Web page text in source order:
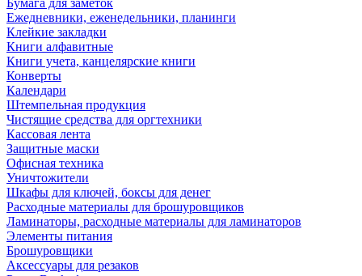
Бумага для заметок
Ежедневники, еженедельники, планинги
Клейкие закладки
Книги алфавитные
Книги учета, канцелярские книги
Конверты
Календари
Штемпельная продукция
Чистящие средства для оргтехники
Кассовая лента
Защитные маски
Офисная техника
Уничтожители
Шкафы для ключей, боксы для денег
Расходные материалы для брошуровщиков
Ламинаторы, расходные материалы для ламинаторов
Элементы питания
Брошуровщики
Аксессуары для резаков